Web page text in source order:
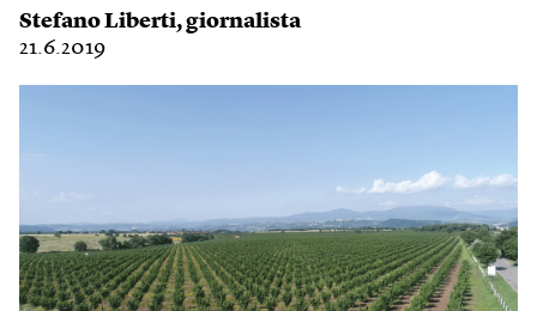
Stefano Liberti, giornalista
21.6.2019